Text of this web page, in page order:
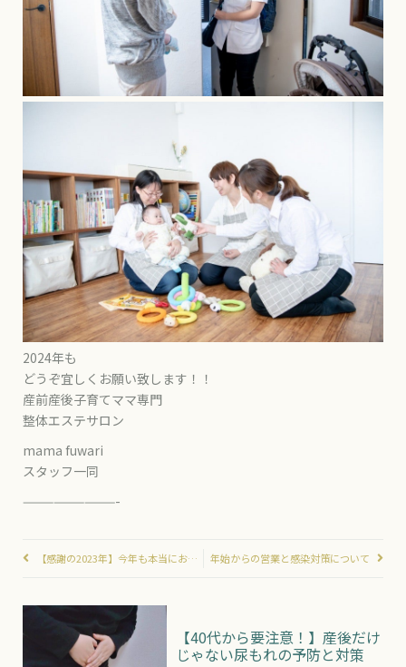
2024年も
どうぞ宜しくお願い致します！！
産前産後子育てママ専門
整体エステサロン
mama fuwari
スタッフ一同
—————————-
【感謝の2023年】今年も本当にお世話になりました！！ 年始からの営業と感染対策について
【40代から要注意！】産後だけ
じゃない尿もれの予防と対策